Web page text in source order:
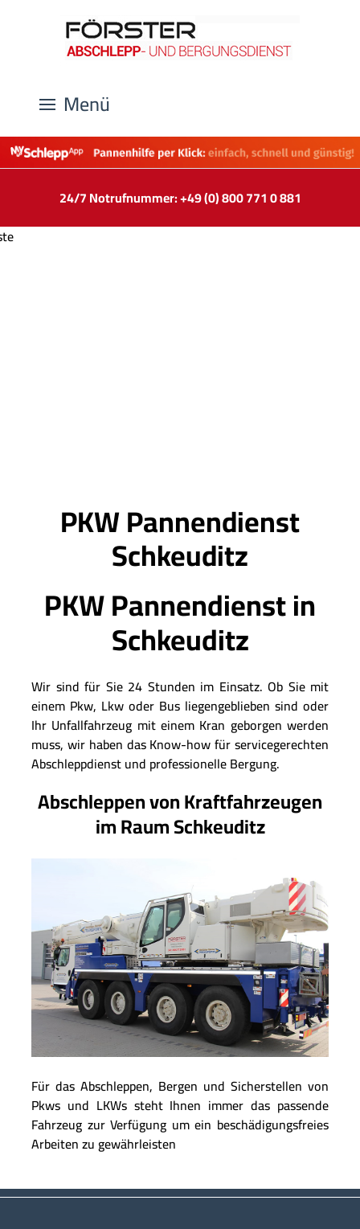
Menü
24/7 Notrufnummer: +49 (0) 800 771 0 881
PKW Pannendienst
Schkeuditz
PKW Pannendienst in
Schkeuditz
Wir sind für Sie 24 Stunden im Einsatz. Ob Sie mit
einem Pkw, Lkw oder Bus liegengeblieben sind oder
Ihr Unfallfahrzeug mit einem Kran geborgen werden
muss, wir haben das Know-how für servicegerechten
Abschleppdienst und professionelle Bergung.
Abschleppen von Kraftfahrzeugen
im Raum Schkeuditz
Für das Abschleppen, Bergen und Sicherstellen von
Pkws und LKWs steht Ihnen immer das passende
Fahrzeug zur Verfügung um ein beschädigungsfreies
Arbeiten zu gewährleisten